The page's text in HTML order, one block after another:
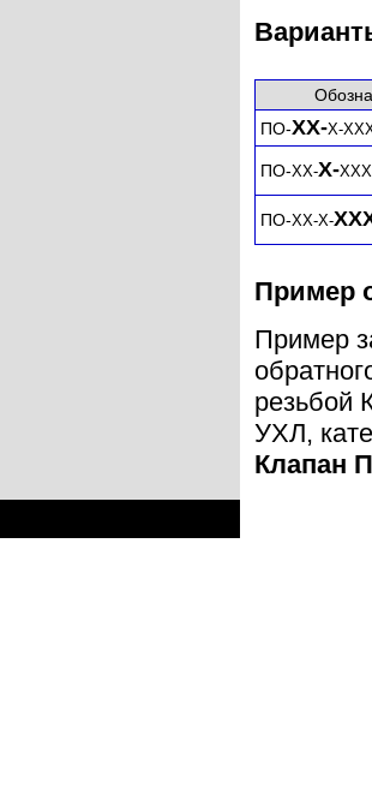
ПО-ХХ-Х-
ПО-ХХ-Х-
ПО-ХХ-Х-
Пример
Пример
резьбой
УХЛ,
Клапан